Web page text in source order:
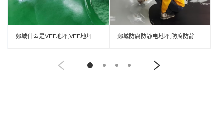
郯城防腐防静电地坪,防腐防静电自流平地坪